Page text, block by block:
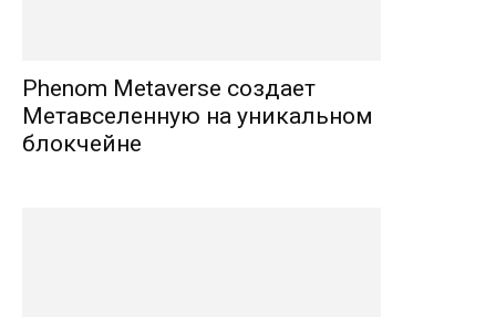
Phenom Metaverse создает
Метавселенную на уникальном
блокчейне